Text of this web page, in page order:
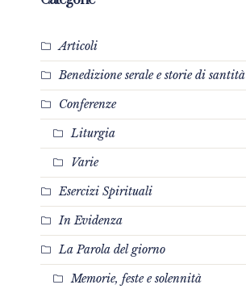
Articoli
Benedizione serale e storie di santità
Conferenze
Liturgia
Varie
Esercizi Spirituali
In Evidenza
La Parola del giorno
Memorie, feste e solennità